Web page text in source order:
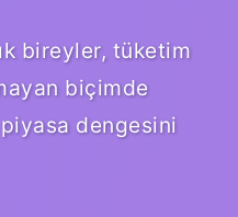
bireyler, tüketim
biçimde
dengesini